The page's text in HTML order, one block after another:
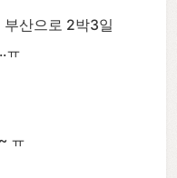
부산으로 2박3일
ㅠ
ㅠ